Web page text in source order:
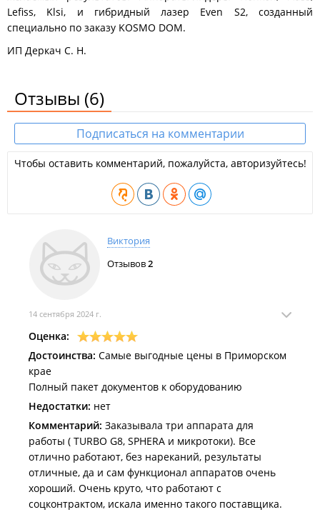
Lefiss, Klsi, и гибридный лазер Even S2, созданный
специально по заказу KOSMO DOM.
ИП Деркач С. Н.
Отзывы (6)
Подписаться на комментарии
Чтобы оставить комментарий, пожалуйста, авторизуйтесь!
Виктория
Отзывов2
14 сентября 2024 г.
Оценка:
Достоинства: Самые выгодные цены в Приморском
крае
Полный пакет документов к оборудованию
Недостатки: нет
Комментарий: Заказывала три аппарата для
работы ( TURBO G8, SPHERA и микротоки). Все
отлично работают, без нареканий, результаты
отличные, да и сам функционал аппаратов очень
хороший. Очень круто, что работают с
соцконтрактом, искала именно такого поставщика.